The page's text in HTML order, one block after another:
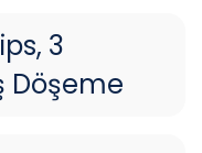
3
Döşeme